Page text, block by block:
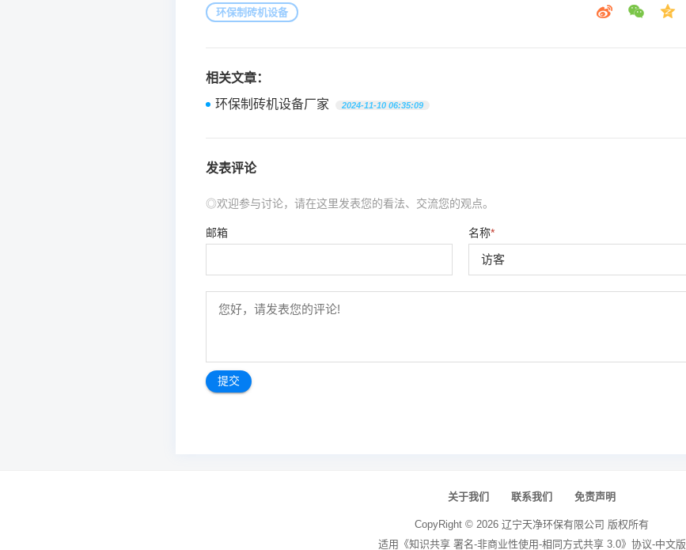
环保制砖机设备
相关文章：
环保制砖机设备厂家
2024-11-10 06:35:09
发表评论
◎欢迎参与讨论，请在这里发表您的看法、交流您的观点。
名称*
邮箱
关于我们 联系我们 免责声明
CopyRight © 2026 辽宁天净环保有限公司 版权所有
适用《知识共享 署名-非商业性使用-相同方式共享 3.0》协议-中文版